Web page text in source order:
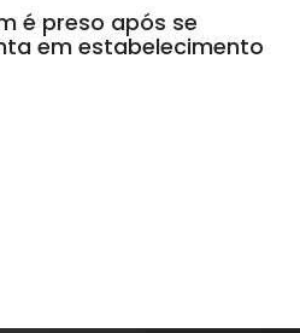
é preso após se
em estabelecimento